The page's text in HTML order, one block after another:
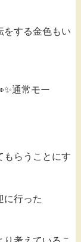
をする金色もい
通常モー
もらうことにす
に行った